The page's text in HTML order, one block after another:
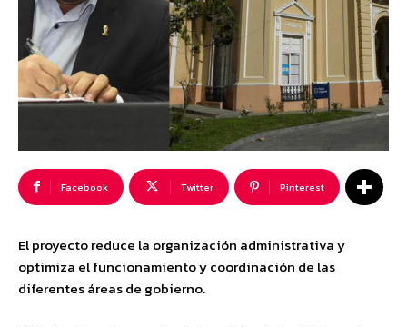
Facebook Twitter Pinterest
El proyecto reduce la organización administrativa y
optimiza el funcionamiento y coordinación de las
diferentes áreas de gobierno.